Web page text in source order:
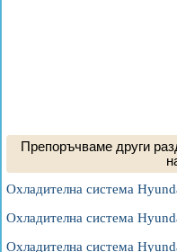
Препоръчваме други
Охладителна система
Охладителна система
Охладителна система